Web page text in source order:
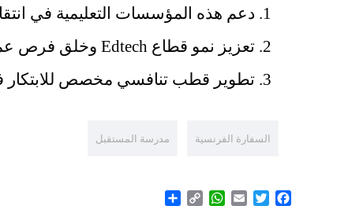
دعم هذه المؤسسات التعليمية في
تعزيز نمو قطاع Edtech وخلق فرص عمل محلية.
تطوير قطب تنافسي مخصص للابتكار
السفارة الفرنسية مدرسة المستقبل
Facebook
Twitter
Email
WhatsApp
Copy